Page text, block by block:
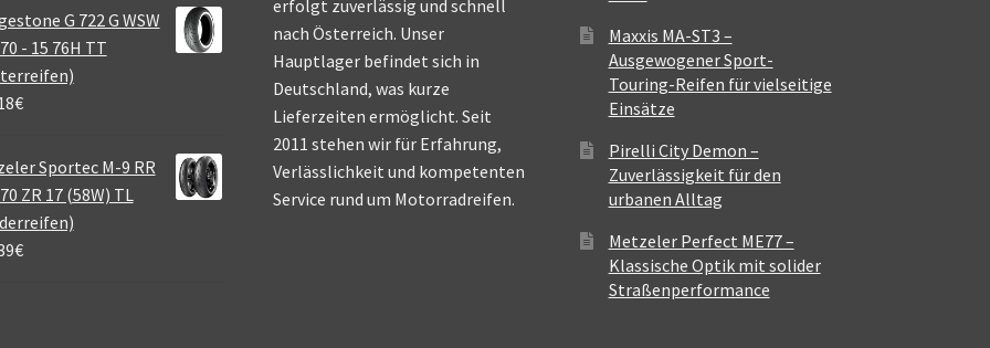
G 722 G WSW
- 15 76H TT
€
Sportec M-9 RR
ZR 17 (58W) TL
€
erfolgt zuverlässig und schnell
nach Österreich. Unser
Hauptlager befindet sich in
Deutschland, was kurze
Lieferzeiten ermöglicht. Seit
2011 stehen wir für Erfahrung,
Verlässlichkeit und kompetenten
Service rund um Motorradreifen.
Maxxis MA-ST3 –
Ausgewogener Sport-
Touring-Reifen für vielseitige
Einsätze
Pirelli City Demon –
Zuverlässigkeit für den
urbanen Alltag
Metzeler Perfect ME77 –
Klassische Optik mit solider
Straßenperformance